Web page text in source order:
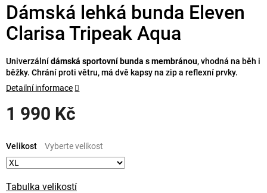
Dámská lehká bunda Eleven
Clarisa Tripeak Aqua
1 990 Kč
cena:
Tabulka velikostí
Velikost
Univerzálnídámská sportovní bunda s membránou, vhodná na běh i
běžky. Chrání proti větru, má dvě kapsy na zip a reflexní prvky.
Detailní informace